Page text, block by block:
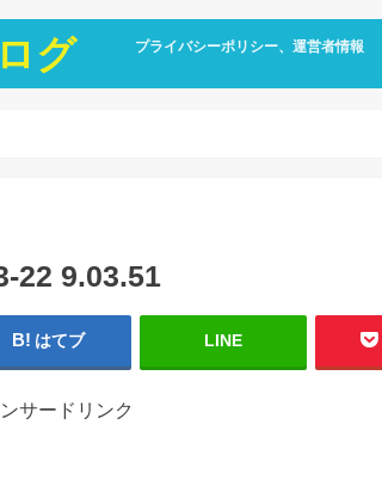
グ プライバシーポリシー、運営者情報
22 9.03.51
はてブ LINE
サードリンク